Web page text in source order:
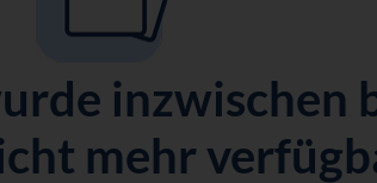
inzwischen
mehr